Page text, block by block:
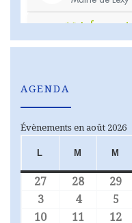
AGENDA
Évènements en août 2026
L LUNDIM MARDI
M
27 27 juillet 2026
28 28 29
3 3 août 2026
44 août 5
10 10 août 2026
11 11 août
12